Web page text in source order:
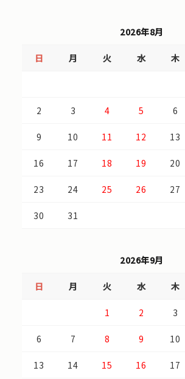
2026年8月
日 月 火 水 木
2 3 4 5 6
9 10 11 12 13
16 17 18 19 20
23 24 25 26 27
30 31
2026年9月
日 月 火 水 木
1 2 3
6 7 8 9 10
13 14 15 16 17